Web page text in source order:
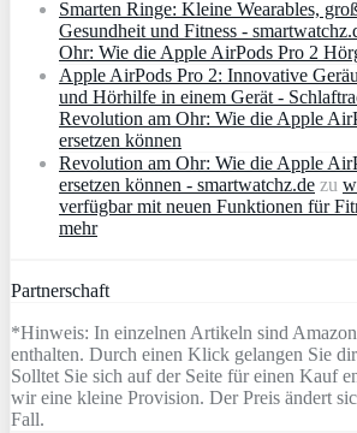
Smarten Ringe: Kleine Wearables,
Gesundheit und Fitness -
Ohr: Wie die Apple AirPods Pro 2
Apple AirPods Pro 2: Innovative
und Hörhilfe in einem Gerät -
Revolution am Ohr: Wie die Apple
ersetzen können
Revolution am Ohr: Wie die Apple
ersetzen können - smartwatchz.de zu
verfügbar mit neuen Funktionen für
mehr
Partnerschaft
*Hinweis: In einzelnen Artikeln sind
enthalten. Durch einen Klick gelangen Sie
Solltet Sie sich auf der Seite für einen Kauf
wir eine kleine Provision. Der Preis ändert
Fall.